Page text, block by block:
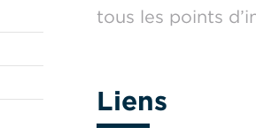
tous les points
Liens